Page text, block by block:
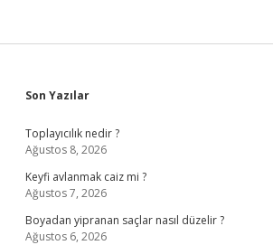
Sidebar
Son Yazılar
Toplayıcılık nedir ?
Ağustos 8, 2026
Keyfi avlanmak caiz mi ?
Ağustos 7, 2026
Boyadan yipranan saçlar nasıl düzelir ?
Ağustos 6, 2026